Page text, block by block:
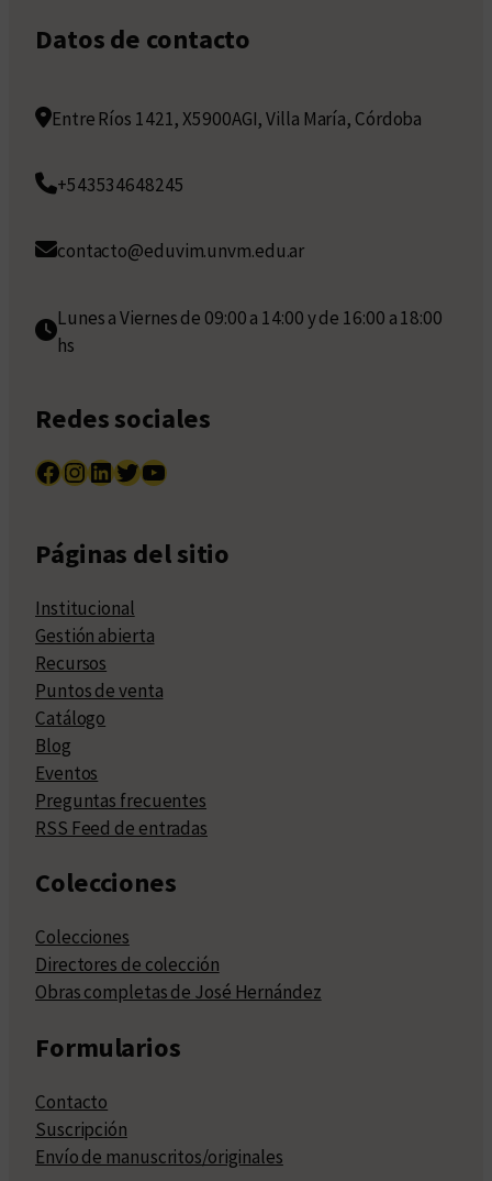
Datos de contacto
Entre Ríos 1421, X5900AGI, Villa María, Córdoba
+543534648245
contacto@eduvim.unvm.edu.ar
Lunes a Viernes de 09:00 a 14:00 y de 16:00 a 18:00
hs
Redes sociales
Facebook InstagramLinkedIn Twitter YouTube
Páginas del sitio
Institucional
Gestión abierta
Recursos
Puntos de venta
Catálogo
Blog
Eventos
Preguntas frecuentes
RSS Feed de entradas
Colecciones
Colecciones
Directores de colección
Obras completas de José Hernández
Formularios
Contacto
Suscripción
Envío de manuscritos/originales